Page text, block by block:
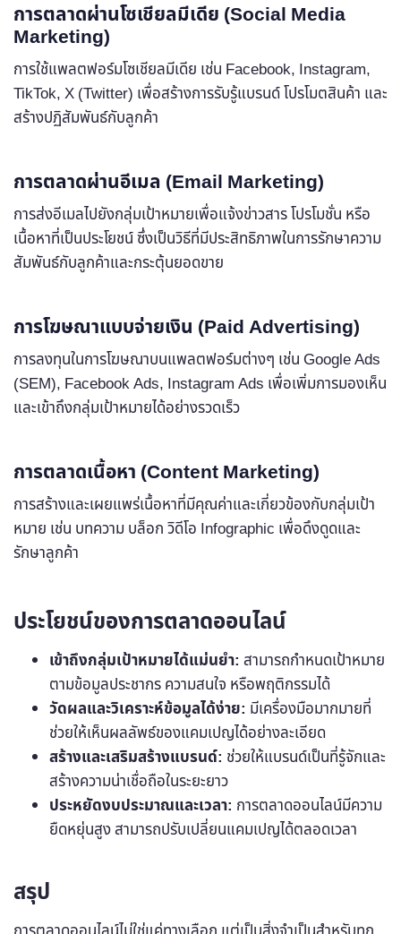
การตลาดผ่านโซเชียลมีเดีย (Social Media
Marketing)
การใช้แพลตฟอร์มโซเชียลมีเดีย เช่น Facebook, Instagram,
TikTok, X (Twitter) เพื่อสร้างการรับรู้แบรนด์ โปรโมตสินค้า และ
สร้างปฏิสัมพันธ์กับลูกค้า
การตลาดผ่านอีเมล (Email Marketing)
การส่งอีเมลไปยังกลุ่มเป้าหมายเพื่อแจ้งข่าวสาร โปรโมชั่น หรือ
เนื้อหาที่เป็นประโยชน์ ซึ่งเป็นวิธีที่มีประสิทธิภาพในการรักษาความ
สัมพันธ์กับลูกค้าและกระตุ้นยอดขาย
การโฆษณาแบบจ่ายเงิน (Paid Advertising)
การลงทุนในการโฆษณาบนแพลตฟอร์มต่างๆ เช่น Google Ads
(SEM), Facebook Ads, Instagram Ads เพื่อเพิ่มการมองเห็น
และเข้าถึงกลุ่มเป้าหมายได้อย่างรวดเร็ว
การตลาดเนื้อหา (Content Marketing)
การสร้างและเผยแพร่เนื้อหาที่มีคุณค่าและเกี่ยวข้องกับกลุ่มเป้า
หมาย เช่น บทความ บล็อก วิดีโอ Infographic เพื่อดึงดูดและ
รักษาลูกค้า
ประโยชน์ของการตลาดออนไลน์
เข้าถึงกลุ่มเป้าหมายได้แม่นยำ: สามารถกำหนดเป้าหมาย
ตามข้อมูลประชากร ความสนใจ หรือพฤติกรรมได้
วัดผลและวิเคราะห์ข้อมูลได้ง่าย: มีเครื่องมือมากมายที่
ช่วยให้เห็นผลลัพธ์ของแคมเปญได้อย่างละเอียด
สร้างและเสริมสร้างแบรนด์: ช่วยให้แบรนด์เป็นที่รู้จักและ
สร้างความน่าเชื่อถือในระยะยาว
ประหยัดงบประมาณและเวลา: การตลาดออนไลน์มีความ
ยืดหยุ่นสูง สามารถปรับเปลี่ยนแคมเปญได้ตลอดเวลา
สรุป